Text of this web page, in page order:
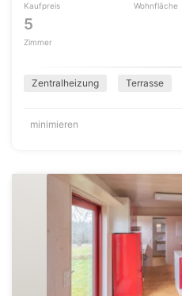
Kaufpreis Wohnfläche
5
Zimmer
Zentralheizung Terrasse
minimieren